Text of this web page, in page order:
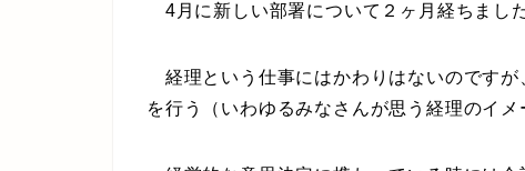
4月に新しい部署について２ヶ月経ちました
経理という仕事にはかわりはないのです
を行う（いわゆるみなさんが思う経理のイ